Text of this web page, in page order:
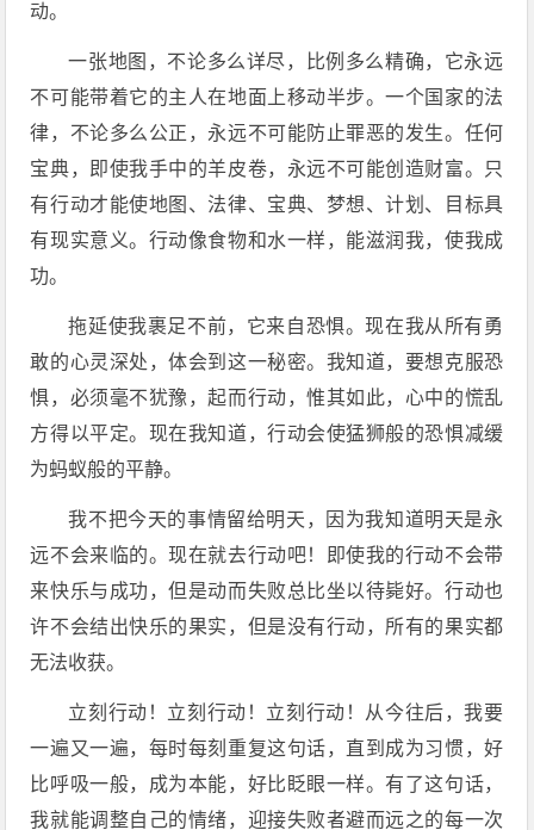
动。
一张地图，不论多么详尽，比例多么精确，它永远
不可能带着它的主人在地面上移动半步。一个国家的法
律，不论多么公正，永远不可能防止罪恶的发生。任何
宝典，即使我手中的羊皮卷，永远不可能创造财富。只
有行动才能使地图、法律、宝典、梦想、计划、目标具
有现实意义。行动像食物和水一样，能滋润我，使我成
功。
拖延使我裹足不前，它来自恐惧。现在我从所有勇
敢的心灵深处，体会到这一秘密。我知道，要想克服恐
惧，必须毫不犹豫，起而行动，惟其如此，心中的慌乱
方得以平定。现在我知道，行动会使猛狮般的恐惧减缓
为蚂蚁般的平静。
我不把今天的事情留给明天，因为我知道明天是永
远不会来临的。现在就去行动吧！即使我的行动不会带
来快乐与成功，但是动而失败总比坐以待毙好。行动也
许不会结出快乐的果实，但是没有行动，所有的果实都
无法收获。
立刻行动！立刻行动！立刻行动！从今往后，我要
一遍又一遍，每时每刻重复这句话，直到成为习惯，好
比呼吸一般，成为本能，好比眨眼一样。有了这句话，
我就能调整自己的情绪，迎接失败者避而远之的每一次